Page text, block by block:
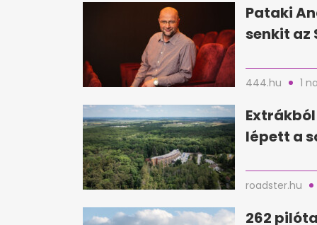
Pataki
senkit az
444.hu 1
lépett a
roadster.hu
262